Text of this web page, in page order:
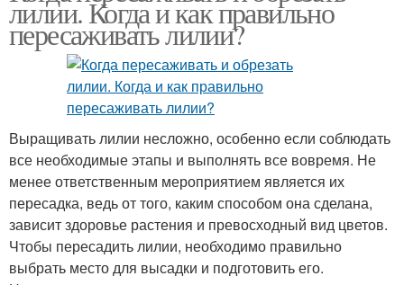
лилии. Когда и как правильно
пересаживать лилии?
Выращивать лилии несложно, особенно если соблюдать
все необходимые этапы и выполнять все вовремя. Не
менее ответственным мероприятием является их
пересадка, ведь от того, каким способом она сделана,
зависит здоровье растения и превосходный вид цветов.
Чтобы пересадить лилии, необходимо правильно
выбрать место для высадки и подготовить его.